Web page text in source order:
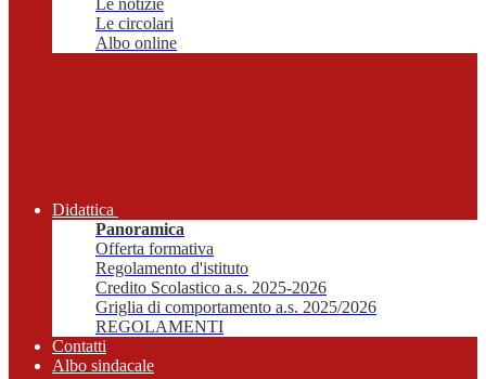
Le notizie
Le circolari
Albo online
Didattica
Panoramica
Offerta formativa
Regolamento d'istituto
Credito Scolastico a.s. 2025-2026
Griglia di comportamento a.s. 2025/2026
REGOLAMENTI
Contatti
Albo sindacale